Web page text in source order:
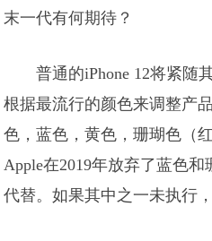
末一代有何期待？
普通的iPhone 12将紧随
根据最流行的颜色来调整产
色，蓝色，黄色，珊瑚色（
Apple在2019年放弃了蓝色
代替。如果其中之一未执行